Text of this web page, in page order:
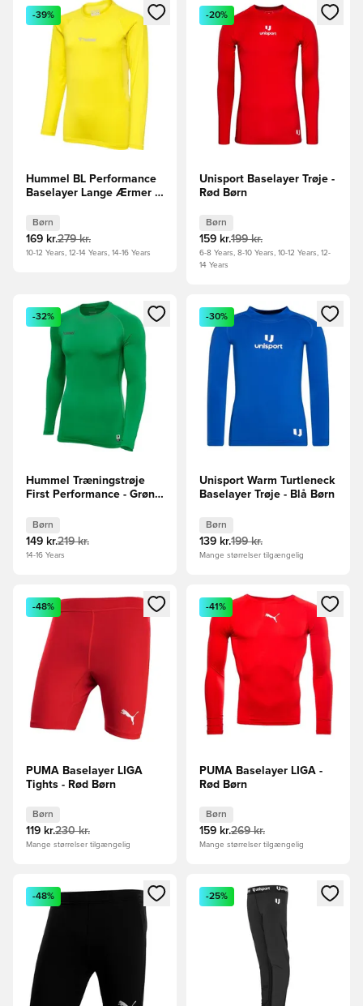
Åbner en Modal til at logge ind eller tilmelde dig som
-39%
Hummel BL Performance
Baselayer Lange Ærmer -
Børn
169 kr.279 kr.
10-12 Years, 12-14 Years, 14-16 Years
Åbner en Modal til at logge
-20%
Unisport Baselayer Trøje -
Rød Børn
Børn
159 kr.199 kr.
6-8 Years, 8-10 Years, 10-12 Years, 12-
14 Years
Åbner en Modal til at logge ind eller tilmelde dig som
-32%
Hummel Træningstrøje
First Performance - Grøn
Børn
149 kr.219 kr.
14-16 Years
Åbner en Modal til at logge
-30%
Unisport Warm Turtleneck
Baselayer Trøje - Blå Børn
Børn
139 kr.199 kr.
Mange størrelser tilgængelig
Åbner en Modal til at logge ind eller tilmelde dig som
-48%
PUMA Baselayer LIGA
Tights - Rød Børn
Børn
119 kr.230 kr.
Mange størrelser tilgængelig
Åbner en Modal til at logge
-41%
PUMA Baselayer LIGA -
Rød Børn
Børn
159 kr.269 kr.
Mange størrelser tilgængelig
Åbner en Modal til at logge ind eller tilmelde dig som
-48%
Åbner en Modal til at logge
-25%